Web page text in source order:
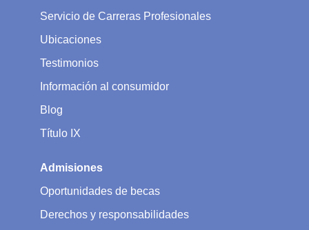
Servicio de Carreras Profesionales
Ubicaciones
Testimonios
Información al consumidor
Blog
Título IX
Admisiones
Oportunidades de becas
Derechos y responsabilidades